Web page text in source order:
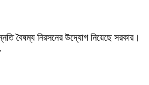
বৈষম্য নিরসনের উদ্যোগ নিয়েছে সরকার।